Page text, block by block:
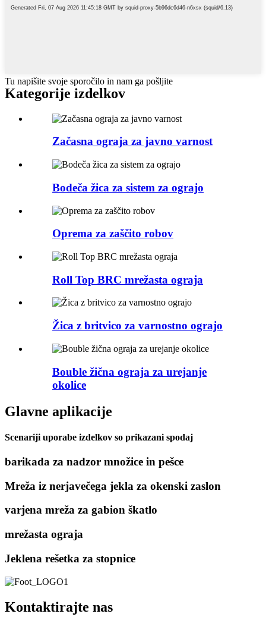
Tu napišite svoje sporočilo in nam ga pošljite
Kategorije izdelkov
Začasna ograja za javno varnost
Bodeča žica za sistem za ograjo
Oprema za zaščito robov
Roll Top BRC mrežasta ograja
Žica z britvico za varnostno ograjo
Bouble žična ograja za urejanje
okolice
Glavne aplikacije
Scenariji uporabe izdelkov so prikazani spodaj
barikada za nadzor množice in pešce
Mreža iz nerjavečega jekla za okenski zaslon
varjena mreža za gabion škatlo
mrežasta ograja
Jeklena rešetka za stopnice
Kontaktirajte nas